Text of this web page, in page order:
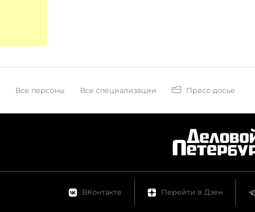
Все персоны Все специализации Пресс-досье
ВКонтакте Перейти в Дзен